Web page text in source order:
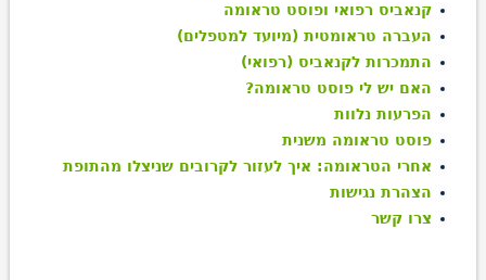
קנאביס רפואי ופוסט טראומה
העברה טראומטית (מיועד למטפלים)
התמכרות לקנאביס (רפואי)
האם יש לי פוסט טראומה?
הפרעות נלוות
פוסט טראומה משנית
אחרי הטראומה: איך לעזור לקרובים שניצלו מהתופת
הצהרת נגישות
צרו קשר